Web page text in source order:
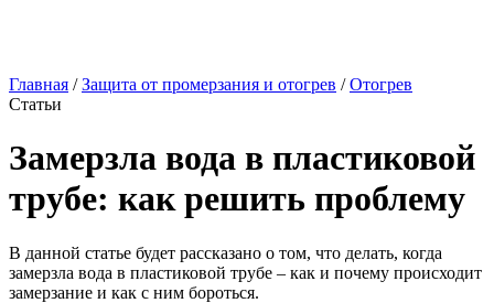
Главная /Защита от промерзания и отогрев /Отогрев
Статьи
Замерзла вода в пластиковой
трубе: как решить проблему
В данной статье будет рассказано о том, что делать, когда
замерзла вода в пластиковой трубе – как и почему происходит
замерзание и как с ним бороться.